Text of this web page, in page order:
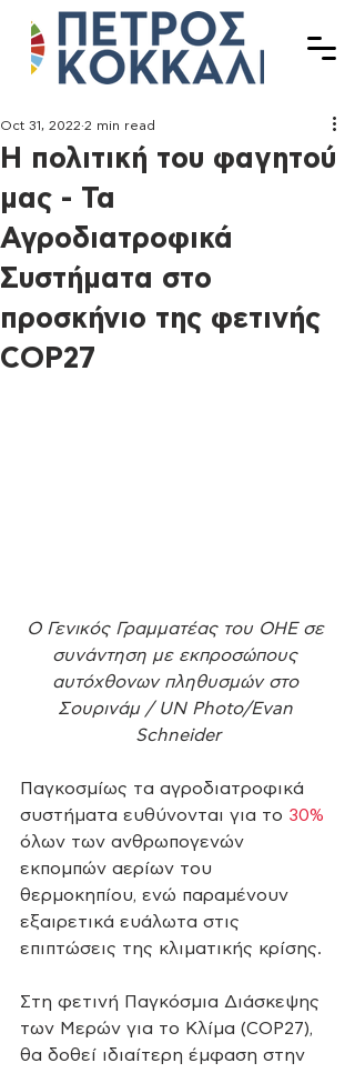
Η πολιτική του φαγητού
μας - Τα
Αγροδιατροφικά
Συστήματα στο
προσκήνιο της φετινής
COP27
Oct 31, 2022 2 min read
Ο Γενικός Γραμματέας του ΟΗΕ σε
συνάντηση με εκπροσώπους
αυτόχθονων πληθυσμών στο
Σουρινάμ / UN Photo/Evan
Schneider
Παγκοσμίως τα αγροδιατροφικά
συστήματα ευθύνονται για το 30%
όλων των ανθρωπογενών
εκπομπών αερίων του
θερμοκηπίου, ενώ παραμένουν
εξαιρετικά ευάλωτα στις
επιπτώσεις της κλιματικής κρίσης.
Στη φετινή Παγκόσμια Διάσκεψης
των Μερών για το Κλίμα (COP27),
θα δοθεί ιδιαίτερη έμφαση στην